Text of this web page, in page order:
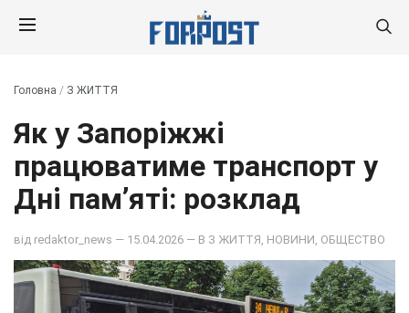
Головна / З ЖИТТЯ
Як у Запоріжжі
працюватиме транспорт у
Дні пам’яті: розклад
від redaktor_news — 15.04.2026 — В З ЖИТТЯ НОВИНИ ОБЩЕСТВО